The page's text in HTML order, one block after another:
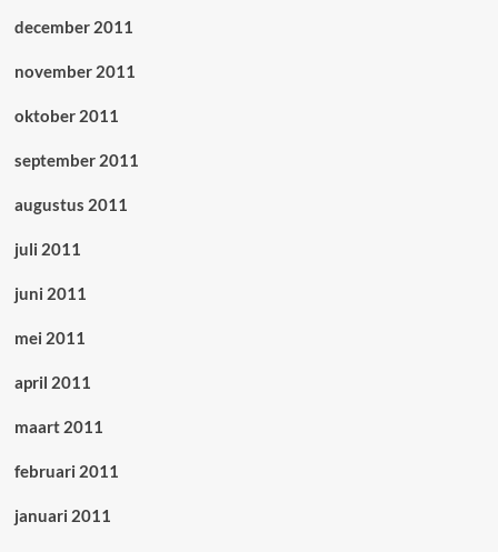
december 2011
november 2011
oktober 2011
september 2011
augustus 2011
juli 2011
juni 2011
mei 2011
april 2011
maart 2011
februari 2011
januari 2011